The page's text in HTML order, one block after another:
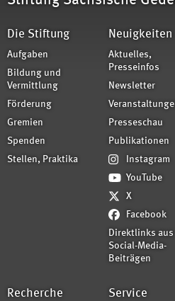
Die Stiftung
Aufgaben
Bildung und
Vermittlung
Förderung
Gremien
Spenden
Stellen, Praktika
Neuigkeiten
Aktuelles,
Presseinfos
Newsletter
Presseschau
Publikationen
Instagram
YouTube
X
Facebook
Direktlinks aus
Social-Media-
Beiträgen
Recherche Service